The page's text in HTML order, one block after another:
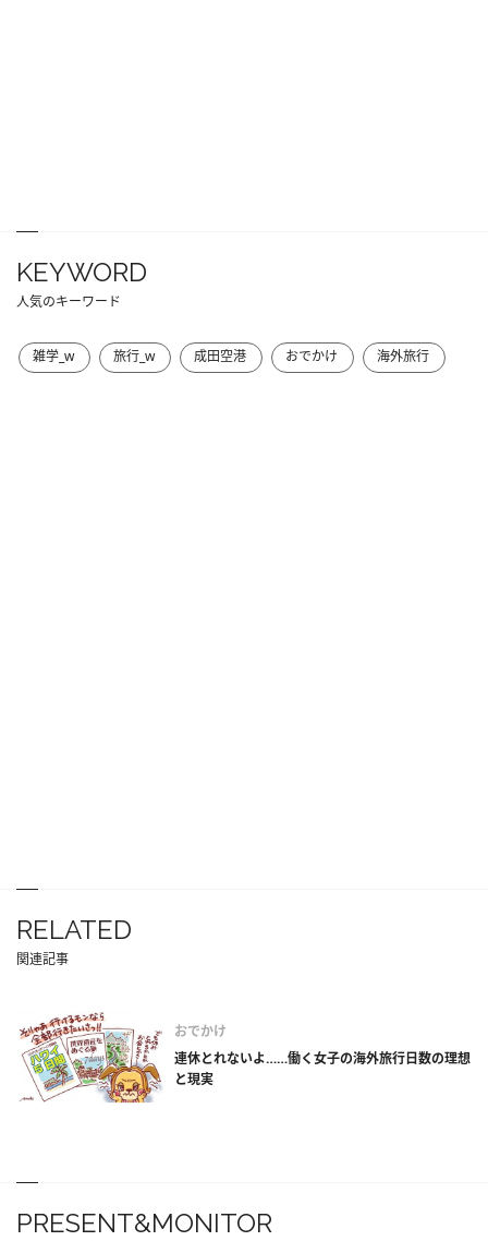
KEYWORD
人気のキーワード
雑学_w 旅行_w 成田空港 おでかけ 海外旅行
RELATED
関連記事
おでかけ
連休とれないよ……働く女子の海外旅行日数の理想
と現実
PRESENT&MONITOR